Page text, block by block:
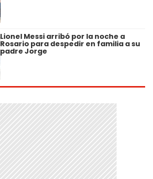
Lionel Messi arribó por la noche a
Rosario para despedir en familia a su
padre Jorge